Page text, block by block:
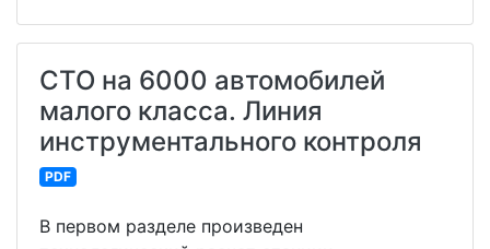
СТО на 6000 автомобилей
малого класса. Линия
инструментального контроля
PDF
В первом разделе произведен